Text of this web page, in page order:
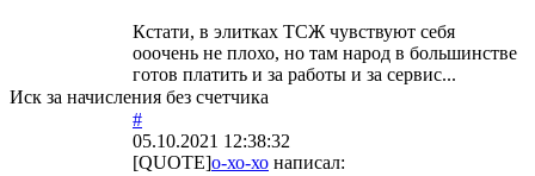
Кстати, в элитках ТСЖ чувствуют себя
ооочень не плохо, но там народ в большинстве
готов платить и за работы и за сервис...
Иск за начисления без счетчика
#
05.10.2021 12:38:32
[QUOTE]о-хо-хо написал: